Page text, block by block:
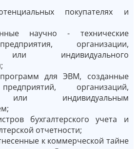
покупателях и
научно - технические
организации,
индивидуального
для ЭВМ, созданные
организаций,
или индивидуальным
бухгалтерского учета и
отчетности;
к коммерческой тайне